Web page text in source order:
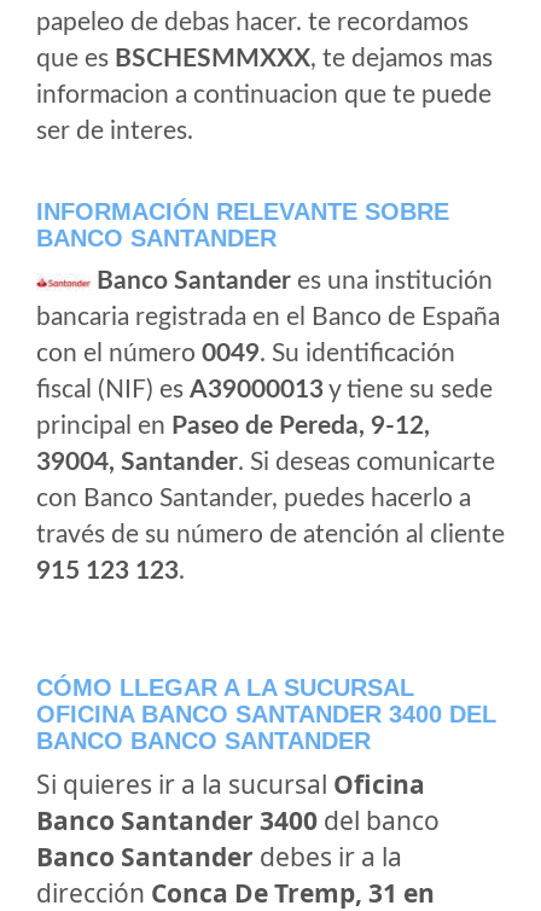
papeleo de debas hacer. te recordamos
que es BSCHESMMXXX, te dejamos mas
informacion a continuacion que te puede
ser de interes.
INFORMACIÓN RELEVANTE SOBRE
BANCO SANTANDER
Banco Santander es una institución
bancaria registrada en el Banco de España
con el número 0049. Su identificación
fiscal (NIF) es A39000013y tiene su sede
principal en Paseo de Pereda, 9-12,
39004, Santander. Si deseas comunicarte
con Banco Santander, puedes hacerlo a
través de su número de atención al cliente
915 123 123.
CÓMO LLEGAR A LA SUCURSAL
OFICINA BANCO SANTANDER 3400 DEL
BANCO BANCO SANTANDER
Si quieres ir a la sucursal Oficina
Banco Santander 3400 del banco
Banco Santander debes ir a la
dirección Conca De Tremp, 31 en